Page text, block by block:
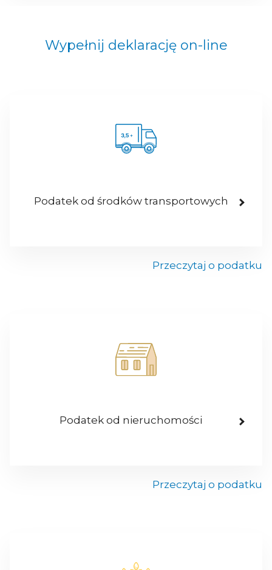
Wypełnij deklarację on-line
Podatek od środków transportowych
Przeczytaj o podatku
Podatek od nieruchomości
Przeczytaj o podatku